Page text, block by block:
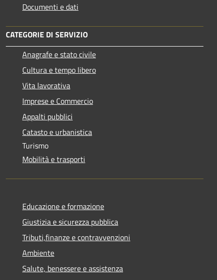
Documenti e dati
CATEGORIE DI SERVIZIO
Anagrafe e stato civile
Cultura e tempo libero
Vita lavorativa
Imprese e Commercio
Appalti pubblici
Catasto e urbanistica
Turismo
Mobilità e trasporti
Educazione e formazione
Giustizia e sicurezza pubblica
Tributi,finanze e contravvenzioni
Ambiente
Salute, benessere e assistenza